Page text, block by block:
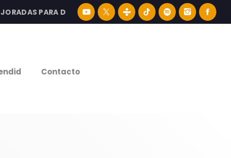
PARA DISFRUTAR LA MEJOR MÚSICA LATINA Y
Contacto